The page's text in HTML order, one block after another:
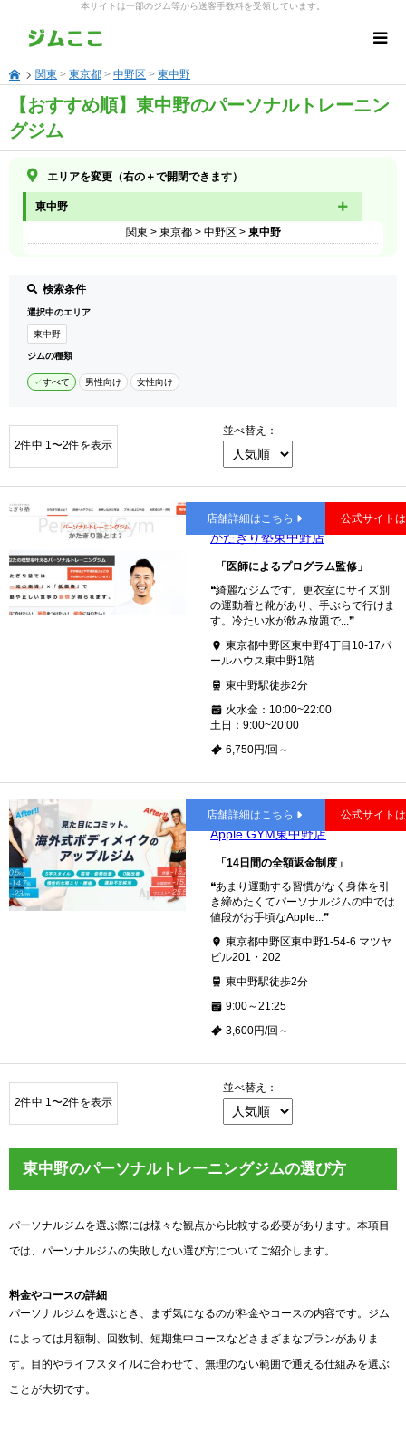
本サイトは一部のジム等から送客手数料を受領しています。
関東 >東京都 >中野区 >東中野
【おすすめ順】東中野のパーソナルトレーニン
グジム
エリアを変更（右の＋で開閉できます）
東中野
関東 > 東京都> 中野区 > 東中野
検索条件
選択中のエリア
東中野
ジムの種類
すべて 男性向け 女性向け
2件中 1〜2件を表示
並べ替え：
東中野
かたぎり塾東中野店
「医師によるプログラム監修」
❝綺麗なジムです。更衣室にサイズ別
の運動着と靴があり、手ぶらで行けま
す。冷たい水が飲み放題で...❞
東京都中野区東中野4丁目10-17パ
ールハウス東中野1階
東中野駅徒歩2分
火水金：10:00~22:00
土日：9:00~20:00
6,750円/回～
店舗詳細はこちら 公式サイト
東中野
Apple GYM東中野店
「14日間の全額返金制度」
❝あまり運動する習慣がなく身体を引
き締めたくてパーソナルジムの中では
値段がお手頃なApple...❞
東京都中野区東中野1-54-6 マツヤ
ビル201・202
東中野駅徒歩2分
9:00～21:25
3,600円/回～
店舗詳細はこちら 公式サイト
2件中 1〜2件を表示
並べ替え：
東中野のパーソナルトレーニングジムの選び方
パーソナルジムを選ぶ際には様々な観点から比較する必要があります。本項目
では、パーソナルジムの失敗しない選び方についてご紹介します。
料金やコースの詳細
パーソナルジムを選ぶとき、まず気になるのが料金やコースの内容です。ジム
によっては月額制、回数制、短期集中コースなどさまざまなプランがありま
す。目的やライフスタイルに合わせて、無理のない範囲で通える仕組みを選ぶ
ことが大切です。